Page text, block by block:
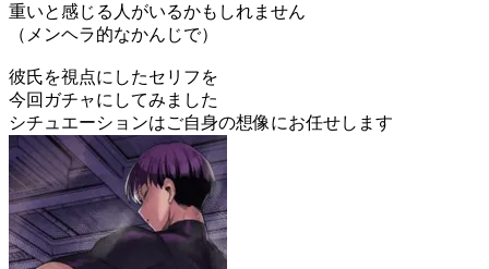
重いと感じる人がいるかもしれません
（メンヘラ的なかんじで）
彼氏を視点にしたセリフを
今回ガチャにしてみました
シチュエーションはご自身の想像にお任せします